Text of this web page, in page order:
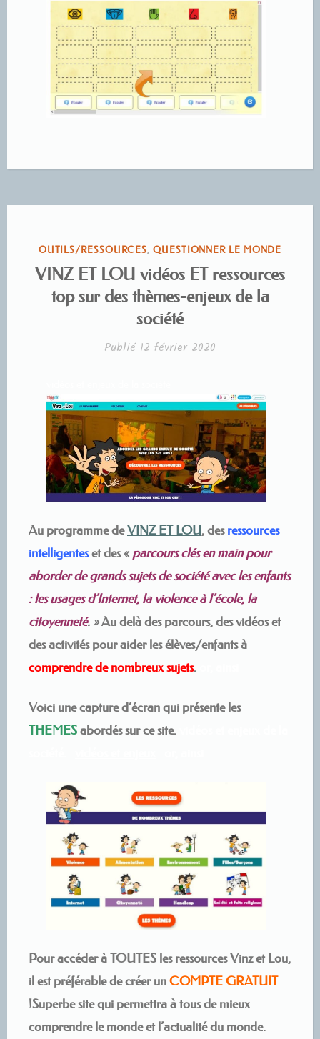
PUBLIÉ
DANS
OUTILS/RESSOURCES,QUESTIONNER LE MONDE
VINZ ET LOU vidéos ET ressources
top sur des thèmes-enjeux de la
société
Publié 12 février 2020
Au programme deVINZ ET LOU, desressources
intelligenteset des « parcours clés en main pour
aborder de grands sujets de société avec les enfants
: les usages d’Internet, la violence à l’école, la
citoyenneté. »Au delà des parcours, des vidéos et
des activités pour aider les élèves/enfants à
comprendre de nombreux sujets.
Voici une capture d’écran qui présente les
THEMESabordés sur ce site.
Pour accéder à TOUTES les ressources Vinz et Lou,
il est préférable de créer unCOMPTE GRATUIT
!Superbe site qui permettra à tous de mieux
comprendre le monde et l’actualité du monde.